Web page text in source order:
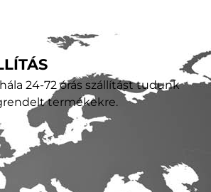
24-72 órás szállítást tudunk
termékekre.